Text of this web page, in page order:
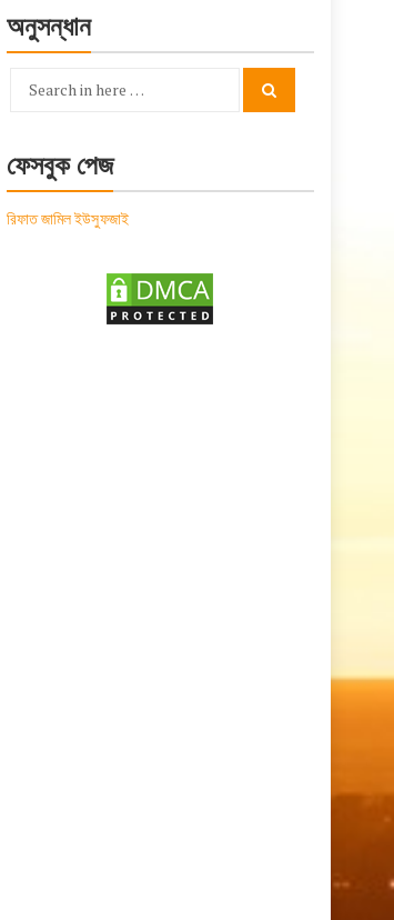
অনুসন্ধান
Search
ফেসবুক পেজ
রিফাত জামিল ইউসুফজাই